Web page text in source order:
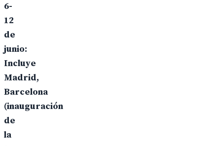
6-
12
de
junio:
Incluye
Madrid,
Barcelona
(inauguración
de
la